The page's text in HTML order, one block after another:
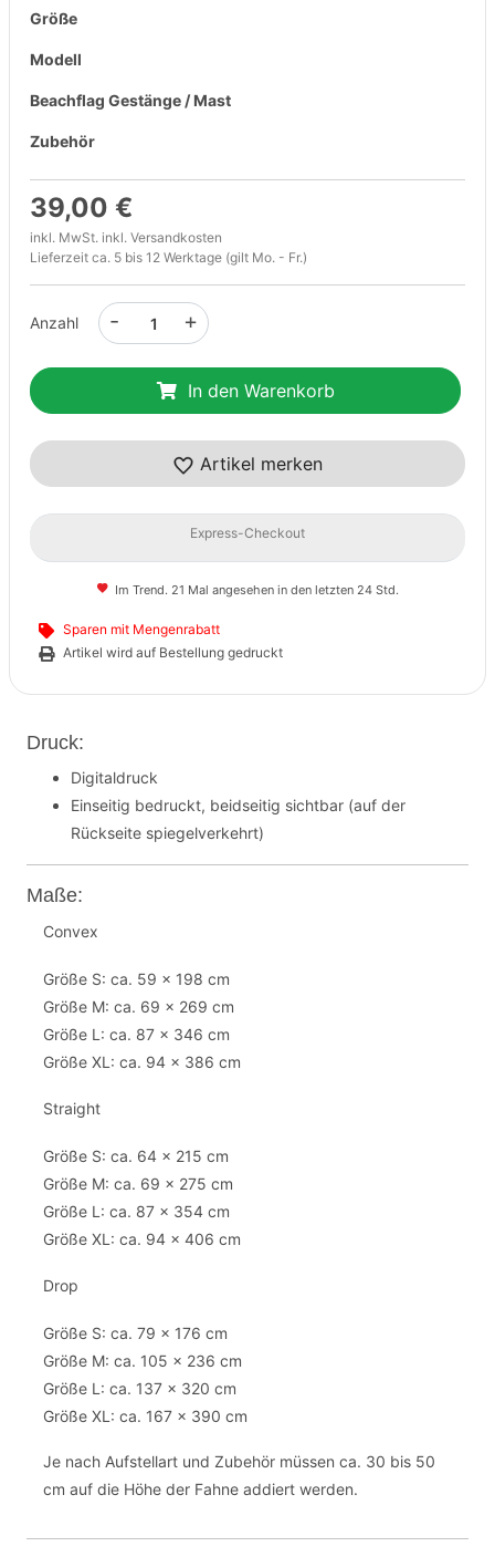
Größe
Modell
Beachflag Gestänge / Mast
Zubehör
39,00 €
inkl. MwSt. inkl. Versandkosten
Lieferzeit ca. 5 bis 12 Werktage (gilt Mo. - Fr.)
Anzahl +
-
In den Warenkorb
Artikel merken
Express-Checkout
Im Trend. 21 Mal angesehen in den letzten 24 Std.
Sparen mit Mengenrabatt
Artikel wird auf Bestellung gedruckt
Druck:
Digitaldruck
Einseitig bedruckt, beidseitig sichtbar (auf der
Rückseite spiegelverkehrt)
Maße:
Convex
Größe S: ca. 59 x 198 cm
Größe M: ca. 69 x 269 cm
Größe L: ca. 87 x 346 cm
Größe XL: ca. 94 x 386 cm
Straight
Größe S: ca. 64 x 215 cm
Größe M: ca. 69 x 275 cm
Größe L: ca. 87 x 354 cm
Größe XL: ca. 94 x 406 cm
Drop
Größe S: ca. 79 x 176 cm
Größe M: ca. 105 x 236 cm
Größe L: ca. 137 x 320 cm
Größe XL: ca. 167 x 390 cm
Je nach Aufstellart und Zubehör müssen ca. 30 bis 50
cm auf die Höhe der Fahne addiert werden.